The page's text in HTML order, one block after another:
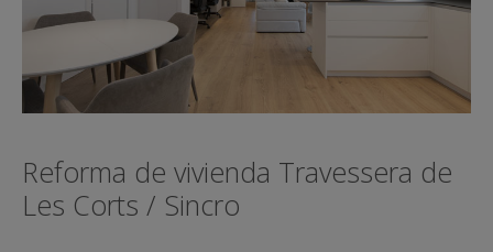
Reforma de vivienda Travessera de
Les Corts / Sincro